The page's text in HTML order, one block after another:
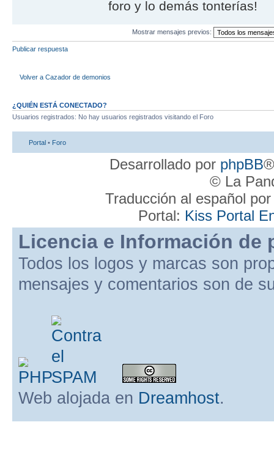
foro y lo demás tonterías!
Mostrar mensajes previos:
Publicar respuesta
Volver a Cazador de demonios
¿QUIÉN ESTÁ CONECTADO?
Usuarios registrados: No hay usuarios registrados visitando el Foro
Portal • Foro
Desarrollado por phpBB
© La
Traducción al español
Portal: Kiss Portal
Licencia e Información de
Todos los logos y marcas son
mensajes y comentarios son de
Web alojada en Dreamhost.